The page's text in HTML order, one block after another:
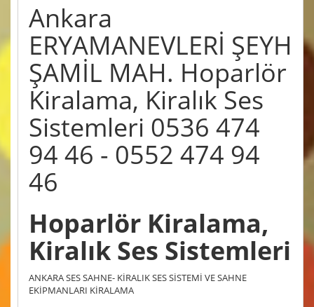
Ankara
ERYAMANEVLERİ ŞEYH
ŞAMİL MAH. Hoparlör
Kiralama, Kiralık Ses
Sistemleri 0536 474
94 46 - 0552 474 94
46
Hoparlör Kiralama,
Kiralık Ses Sistemleri
ANKARA SES SAHNE- KİRALIK SES SİSTEMİ VE SAHNE
EKİPMANLARI KİRALAMA